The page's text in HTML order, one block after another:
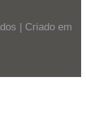
| Criado em